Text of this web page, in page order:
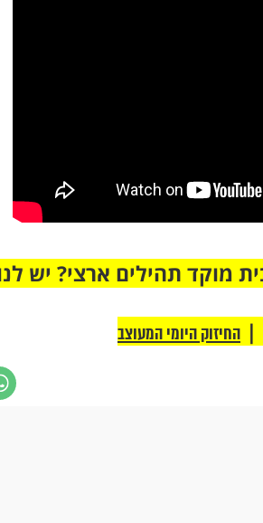
| החיזוק היומי המעוצב